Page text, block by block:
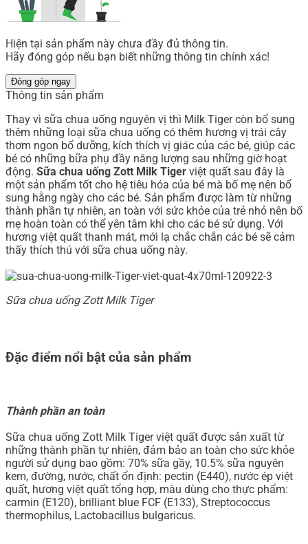
Hiện tại sản phẩm này chưa đầy đủ thông tin.
Hãy đóng góp nếu bạn biết những thông tin chính xác!
Đóng góp ngay
Thông tin sản phẩm
Thay vì sữa chua uống nguyên vị thì Milk Tiger còn bổ sung
thêm những loại sữa chua uống có thêm hương vị trái cây
thơm ngon bổ dưỡng, kích thích vị giác của các bé, giúp các
bé có những bữa phụ đầy năng lượng sau những giờ hoạt
động. Sữa chua uống Zott Milk Tiger việt quất sau đây là
một sản phẩm tốt cho hệ tiêu hóa của bé mà bố mẹ nên bổ
sung hằng ngày cho các bé. Sản phẩm được làm từ những
thành phần tự nhiên, an toàn với sức khỏe của trẻ nhỏ nên bố
mẹ hoàn toàn có thể yên tâm khi cho các bé sử dụng. Với
hương việt quất thanh mát, mới lạ chắc chắn các bé sẽ cảm
thấy thích thú với sữa chua uống này.
Sữa chua uống Zott Milk Tiger
Đặc điểm nổi bật của sản phẩm
Thành phần an toàn
Sữa chua uống Zott Milk Tiger việt quất được sản xuất từ
những thành phần tự nhiên, đảm bảo an toàn cho sức khỏe
người sử dụng bao gồm: 70% sữa gầy, 10.5% sữa nguyên
kem, đường, nước, chất ổn định: pectin (E440), nước ép việt
quất, hương việt quất tổng hợp, màu dùng cho thực phẩm:
carmin (E120), brilliant blue FCF (E133), Streptococcus
thermophilus, Lactobacillus bulgaricus.